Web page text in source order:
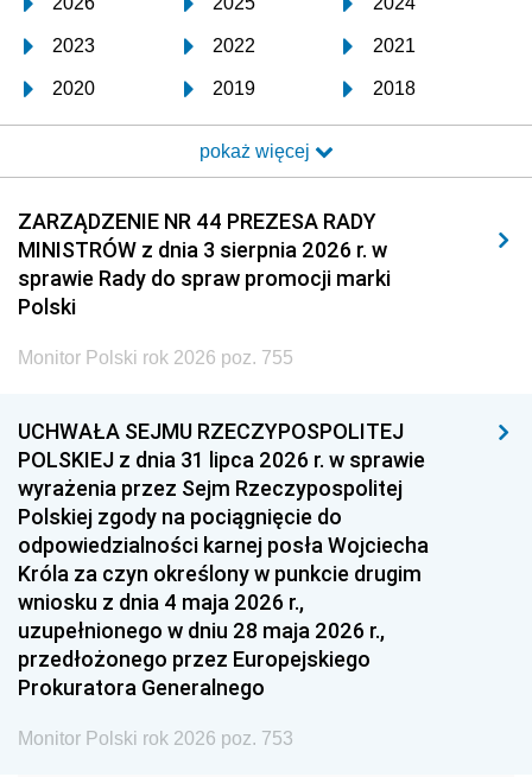
2023 2022 2021
2020 2019 2018
2017 2016 2015
2014 2013 2012
2011 2010 2009
2008 2007 2006
2005
1996 1995 1994
1993 1992 1991
1990 1989
1987 1986 1985
1984 1983
1981 1980 1979
1978 1977
1975 1974
pokaż więcej
ZARZĄDZENIE NR 44 PREZESA RADY
MINISTRÓW z dnia 3 sierpnia 2026 r. w
sprawie Rady do spraw promocji marki
Polski
Monitor Polski rok 2026 poz. 755
UCHWAŁA SEJMU RZECZYPOSPOLITEJ
POLSKIEJ z dnia 31 lipca 2026 r. w sprawie
wyrażenia przez Sejm Rzeczypospolitej
Polskiej zgody na pociągnięcie do
odpowiedzialności karnej posła Wojciecha
Króla za czyn określony w punkcie drugim
wniosku z dnia 4 maja 2026 r.,
uzupełnionego w dniu 28 maja 2026 r.,
przedłożonego przez Europejskiego
Prokuratora Generalnego
Monitor Polski rok 2026 poz. 753